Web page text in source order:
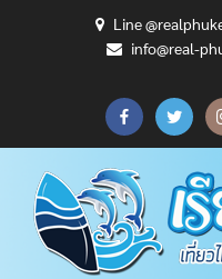
Line
info@real-